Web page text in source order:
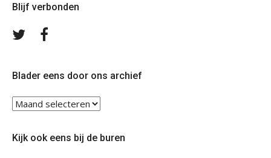
Blijf verbonden
Volg
Blader eens door ons archief
Blader
eens
ons
Kijk ook eens bij de buren